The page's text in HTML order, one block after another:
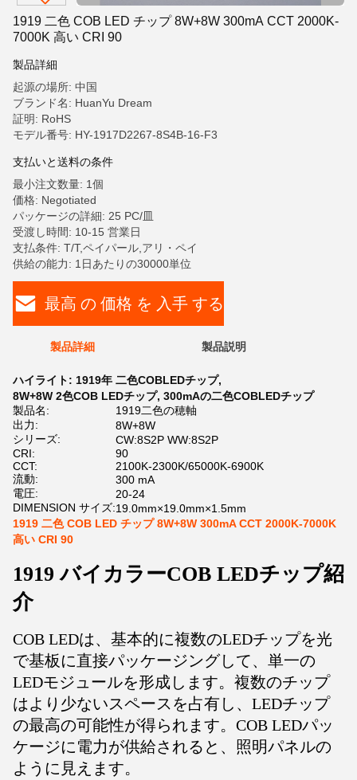
1919 二色 COB LED チップ 8W+8W 300mA CCT 2000K-
7000K 高い CRI 90
製品詳細
起源の場所: 中国
ブランド名: HuanYu Dream
証明: RoHS
モデル番号: HY-1917D2267-8S4B-16-F3
支払いと送料の条件
最小注文数量: 1個
価格: Negotiated
パッケージの詳細: 25 PC/皿
受渡し時間: 10-15 営業日
支払条件: T/T,ペイパール,アリ・ペイ
供給の能力: 1日あたりの30000単位
最高 の 価格 を 入手 する
製品詳細 製品説明
ハイライト: 1919年 二色COBLEDチップ,
8W+8W 2色COB LEDチップ, 300mAの二色COBLEDチップ
製品名:
1919二色の穂軸
出力:
8W+8W
シリーズ:
CW:8S2P WW:8S2P
CRI:
90
CCT:
2100K-2300K/65000K-6900K
流動:
300 mA
電圧:
20-24
DIMENSION サイズ:19.0mm×19.0mm×1.5mm
1919 二色 COB LED チップ 8W+8W 300mA CCT 2000K-7000K
高い CRI 90
1919 バイカラーCOB LEDチップ紹
介
COB LEDは、基本的に複数のLEDチップを光
で基板に直接パッケージングして、単一の
LEDモジュールを形成します。複数のチップ
はより少ないスペースを占有し、LEDチップ
の最高の可能性が得られます。COB LEDパッ
ケージに電力が供給されると、照明パネルの
ように見えます。